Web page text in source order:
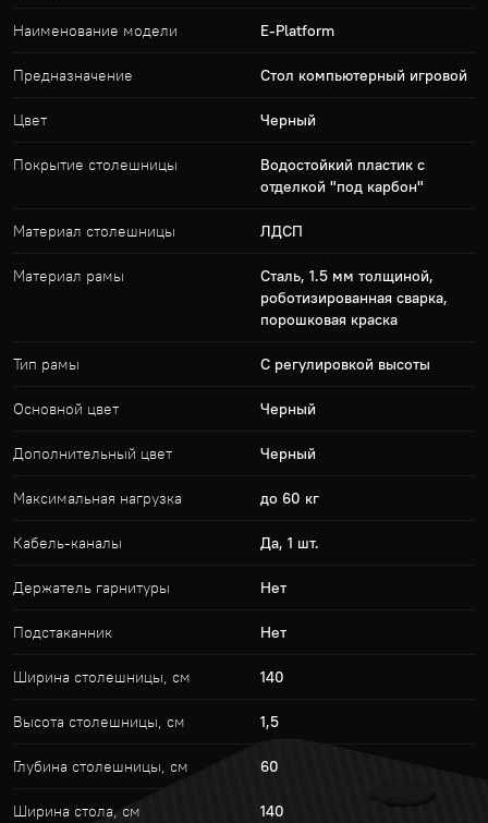
Наименование модели E-Platform
Предназначение Стол компьютерный игровой
Цвет Черный
Покрытие столешницы
Водостойкий пластик с
отделкой "под карбон"
Материал столешницы ЛДСП
Материал рамы
Сталь, 1.5 мм толщиной,
роботизированная сварка,
порошковая краска
Тип рамы С регулировкой высоты
Основной цвет Черный
Дополнительный цвет Черный
Максимальная нагрузка до 60 кг
Кабель-каналы Да, 1 шт.
Держатель гарнитуры Нет
Подстаканник Нет
Ширина столешницы, cм 140
Высота столешницы, см 1,5
Глубина столешницы, cм 60
Ширина стола, см 140